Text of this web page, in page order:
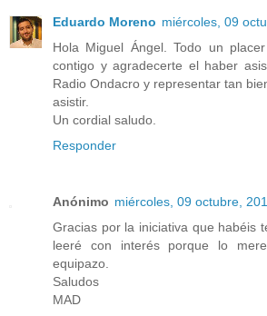
Eduardo Moreno miércoles, 09
Hola Miguel Ángel. Todo un
contigo y agradecerte el haber
Radio Ondacro y representar tan
asistir.
Un cordial saludo.
Responder
Anónimo miércoles, 09 octubre,
Gracias por la iniciativa que habéis
leeré con interés porque lo
equipazo.
Saludos
MAD